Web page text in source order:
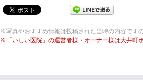
※写真やおすすめ情報は投稿された当時の内容です
※「いしい医院」の運営者様・オーナー様は大井町